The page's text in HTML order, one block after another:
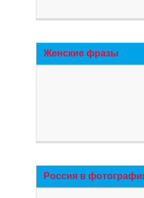
Женские фразы
Россия в